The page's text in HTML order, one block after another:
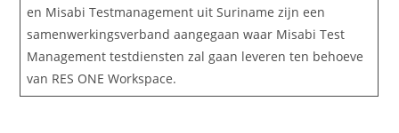
en Misabi Testmanagement uit Suriname zijn een
samenwerkingsverband aangegaan waar Misabi Test
Management testdiensten zal gaan leveren ten behoeve
van RES ONE Workspace.